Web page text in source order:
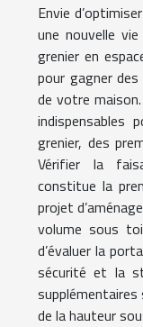
Envie
une nouvelle
grenier en
pour gagner
de votre
indispensables
grenier, des
Vérifier la
constitue la
projet
volume sous
d’évaluer la
sécurité et la
de la hauteur